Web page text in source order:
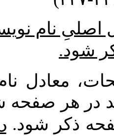
نام
شود.
معادل
در هر صفحه
ذکر شود.